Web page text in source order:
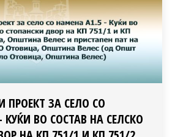
ПРОЕКТ ЗА СЕЛО СО
ВО СОСТАВ НА СЕЛСКО